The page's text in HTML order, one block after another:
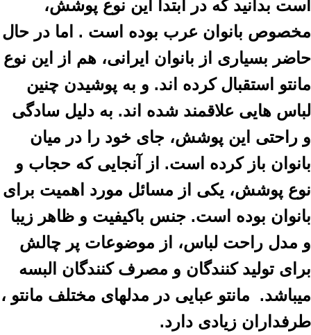
است بدانید که در ابتدا این نوع پوشش،
مخصوص بانوان عرب بوده است . اما در حال
حاضر بسیاری از بانوان ایرانی، هم از این نوع
مانتو استقبال کرده اند. و به پوشیدن چنین
لباس هایی علاقمند شده اند. به دلیل سادگی
و راحتی این پوشش، جای خود را در میان
بانوان باز کرده است. از آنجایی که حجاب و
نوع پوشش، یکی از مسائل مورد اهمیت برای
بانوان بوده است. جنس باکیفیت و ظاهر زیبا
و مدل راحت لباس، از موضوعات پر چالش
برای تولید کنندگان و مصرف کنندگان البسه
میباشد. مانتو عبایی در مدلهای مختلف مانتو ،
طرفداران زیادی دارد.